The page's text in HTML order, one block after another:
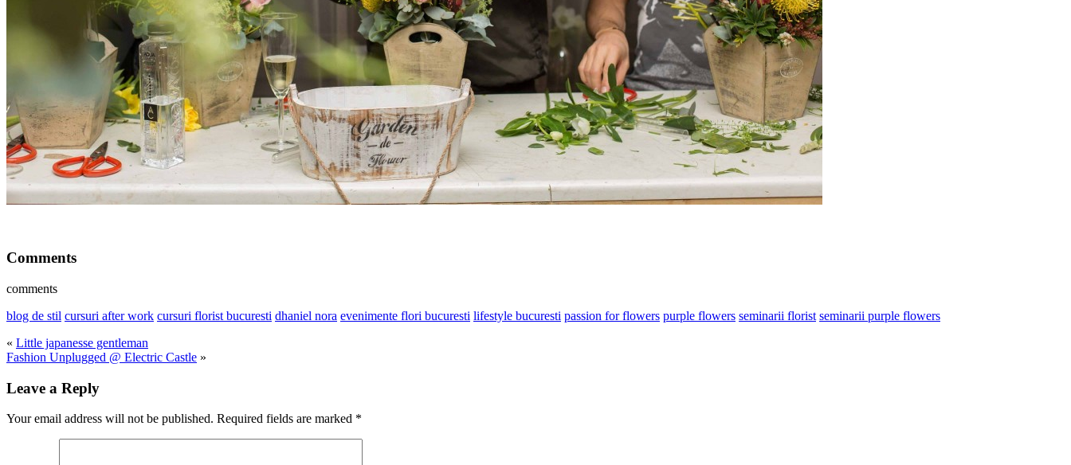
Comments
comments
blog de stil cursuri after work cursuri florist bucuresti dhaniel nora evenimente flori bucuresti lifestyle bucuresti passion for flowers purple flowers seminarii florist seminarii purple flowers
« Little japanesse gentleman
Fashion Unplugged @ Electric Castle »
Leave a Reply
Your email address will not be published. Required fields are marked *